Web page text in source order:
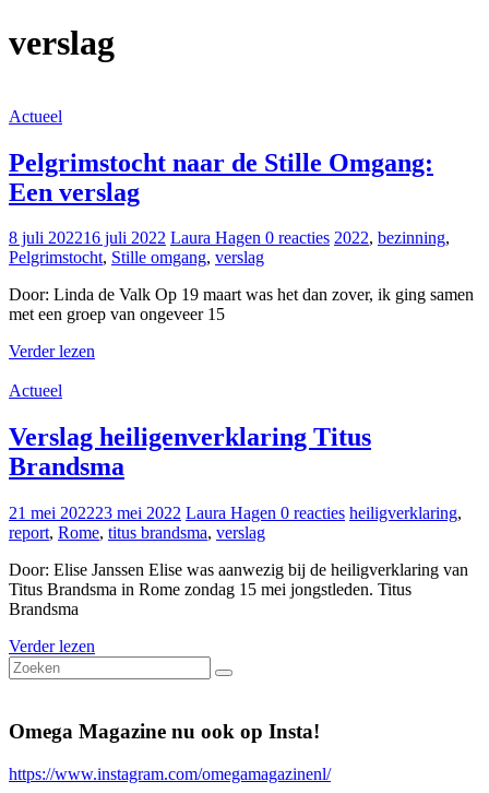
verslag
Actueel
Pelgrimstocht naar de Stille Omgang:
Een verslag
8 juli 202216 juli 2022 Laura Hagen 0 reacties 2022, bezinning,
Pelgrimstocht, Stille omgang, verslag
Door: Linda de Valk Op 19 maart was het dan zover, ik ging samen
met een groep van ongeveer 15
Verder lezen
Actueel
Verslag heiligenverklaring Titus
Brandsma
21 mei 202223 mei 2022 Laura Hagen 0 reacties heiligverklaring,
report, Rome, titus brandsma, verslag
Door: Elise Janssen Elise was aanwezig bij de heiligverklaring van
Titus Brandsma in Rome zondag 15 mei jongstleden. Titus
Brandsma
Verder lezen
Omega Magazine nu ook op Insta!
https://www.instagram.com/omegamagazinenl/